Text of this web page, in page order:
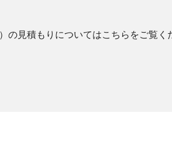
見積もりについてはこちらをご覧く